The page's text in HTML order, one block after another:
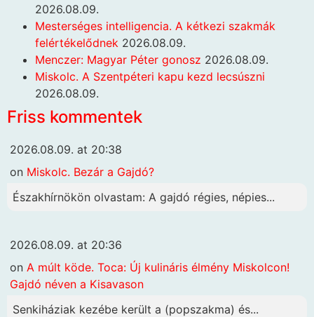
2026.08.09.
Mesterséges intelligencia. A kétkezi szakmák
felértékelődnek 2026.08.09.
Menczer: Magyar Péter gonosz 2026.08.09.
Miskolc. A Szentpéteri kapu kezd lecsúszni
2026.08.09.
Friss kommentek
2026.08.09. at 20:38
on Miskolc. Bezár a Gajdó?
Északhírnökön olvastam: A gajdó régies, népies...
2026.08.09. at 20:36
on A múlt köde. Toca: Új kulináris élmény Miskolcon!
Gajdó néven a Kisavason
Senkiháziak kezébe került a (popszakma) és...